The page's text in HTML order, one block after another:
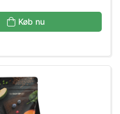
Køb nu